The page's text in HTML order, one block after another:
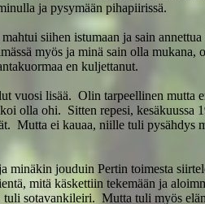
ja pysymään pihapiirissä.
siihen istumaan ja sain
myös ja minä sain olla mukana,
en kuljettanut.
lisää. Olin tarpeellinen mutta
olla ohi. Sitten repesi,
Mutta ei kauaa, niille tuli
jouduin Pertin toimesta
mitä käskettiin tekemään ja
sotavankileiri. Mutta tuli myös